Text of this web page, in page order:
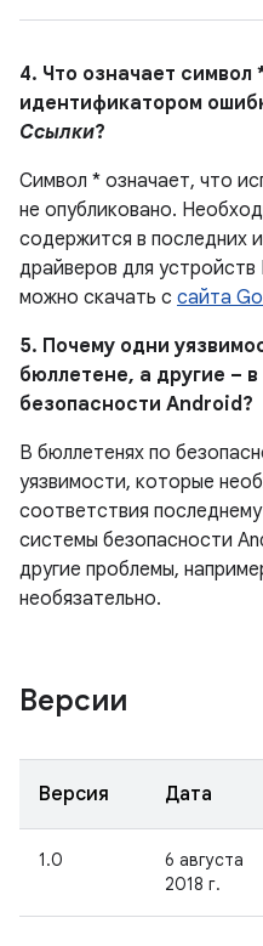
4. Что означает символ
идентификатором
Ссылки?
Символ * означает, что
не опубликовано.
содержится в последних
драйверов для устройств
можно скачать с сайта
5. Почему одни
бюллетене, а другие –
безопасности Android?
В бюллетенях по
уязвимости, которые
соответствия
системы безопасности
другие проблемы,
необязательно.
Версии
Версия Дата
1.0
6 августа
2018 г.